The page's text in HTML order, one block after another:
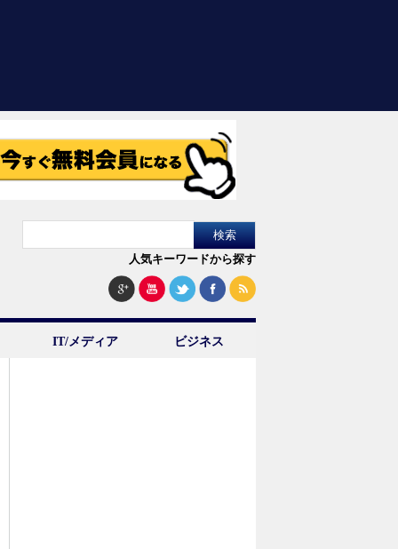
人気キーワードから探す
IT/メディア ビジネス